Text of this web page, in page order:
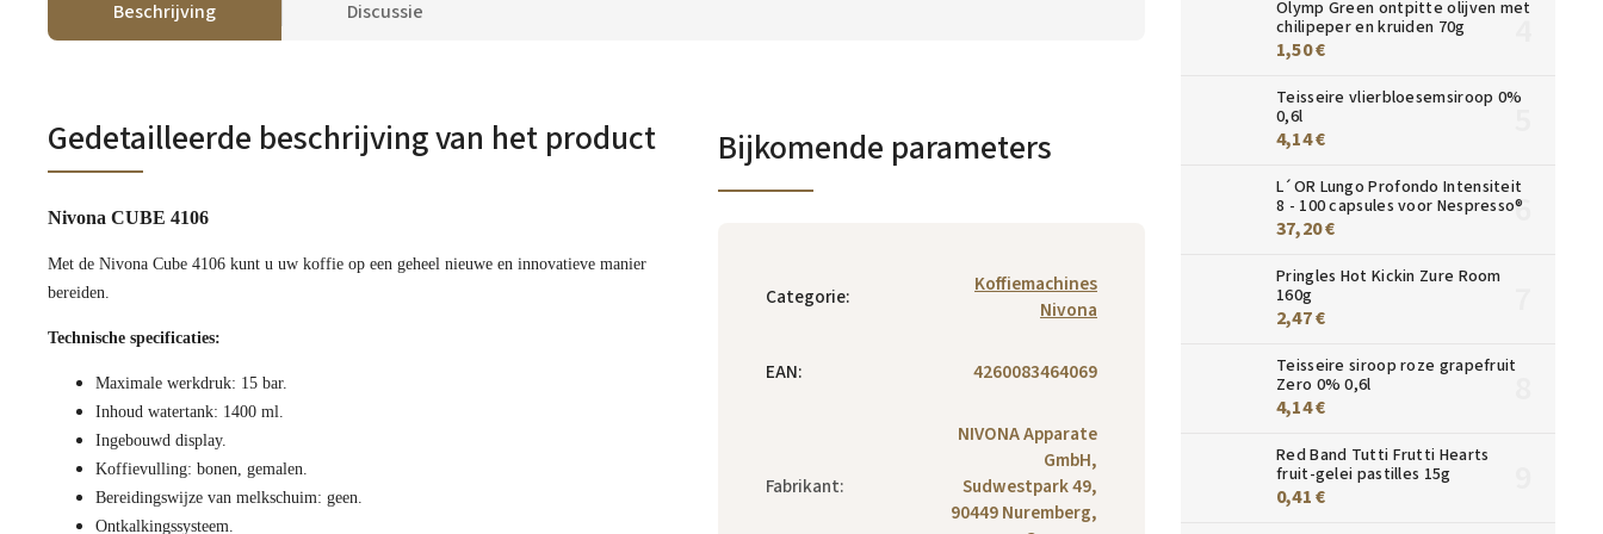
Olymp Green ontpitte olijven met
chilipeper en kruiden 70g
1,50 €
Teisseire vlierbloesemsiroop 0%
0,6l
4,14 €
L´OR Lungo Profondo Intensiteit
8 - 100 capsules voor Nespresso®
37,20 €
Pringles Hot Kickin Zure Room
160g
2,47 €
Teisseire siroop roze grapefruit
Zero 0% 0,6l
4,14 €
Red Band Tutti Frutti Hearts
fruit-gelei pastilles 15g
0,41 €
Beschrijving Discussie
Gedetailleerde beschrijving van het product
Nivona CUBE 4106
Met de Nivona Cube 4106 kunt u uw koffie op een geheel nieuwe en innovatieve manier
bereiden.
Technische specificaties:
Maximale werkdruk: 15 bar.
Inhoud watertank: 1400 ml.
Ingebouwd display.
Koffievulling: bonen, gemalen.
Bereidingswijze van melkschuim: geen.
Ontkalkingssysteem.
Bijkomende parameters
Categorie:
Koffiemachines
Nivona
EAN: 4260083464069
Fabrikant:
NIVONA Apparate
GmbH,
Sudwestpark 49,
90449 Nuremberg,